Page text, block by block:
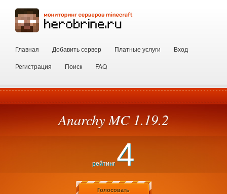
Главная Добавить сервер Платные услуги
Вход
Регистрация
Поиск FAQ
Anarchy MC 1.19.2
рейтинг4
Голосовать